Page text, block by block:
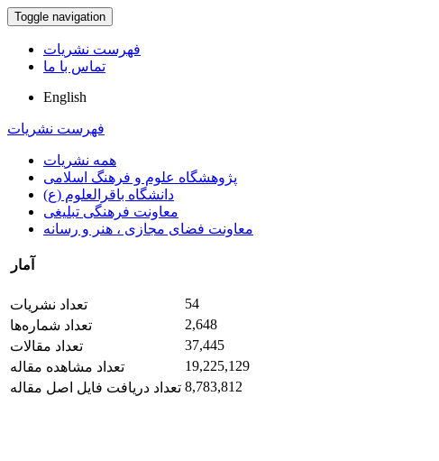
Toggle navigation
فهرست نشریات
تماس با ما
English
فهرست نشریات
همه نشریات
پژوهشگاه علوم و فرهنگ اسلامی
دانشگاه باقرالعلوم (ع)
معاونت فرهنگی تبلیغی
معاونت فضای مجازی ، هنر و رسانه
آمار
تعداد نشریات
54
تعداد شماره‌ها
2,648
تعداد مقالات
37,445
تعداد مشاهده مقاله
19,225,129
تعداد دریافت فایل اصل مقاله 8,783,812